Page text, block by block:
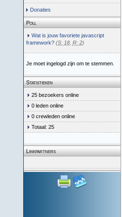
Donaties
Poll
Wat is jouw favoriete javascript
framework? (S: 18, R: 2)
Je moet ingelogd zijn om te stemmen.
Statistieken
25 bezoekers online
0 leden online
0 crewleden online
Totaal: 25
Linkpartners